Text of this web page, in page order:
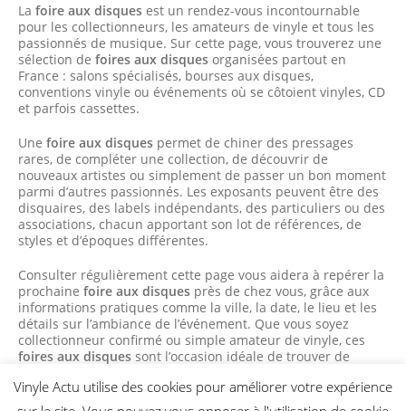
La foire aux disques est un rendez-vous incontournable
pour les collectionneurs, les amateurs de vinyle et tous les
passionnés de musique. Sur cette page, vous trouverez une
sélection de foires aux disques organisées partout en
France : salons spécialisés, bourses aux disques,
conventions vinyle ou événements où se côtoient vinyles, CD
et parfois cassettes.
Une foire aux disques permet de chiner des pressages
rares, de compléter une collection, de découvrir de
nouveaux artistes ou simplement de passer un bon moment
parmi d’autres passionnés. Les exposants peuvent être des
disquaires, des labels indépendants, des particuliers ou des
associations, chacun apportant son lot de références, de
styles et d’époques différentes.
Consulter régulièrement cette page vous aidera à repérer la
prochaine foire aux disques près de chez vous, grâce aux
informations pratiques comme la ville, la date, le lieu et les
détails sur l’ambiance de l’événement. Que vous soyez
collectionneur confirmé ou simple amateur de vinyle, ces
foires aux disques sont l’occasion idéale de trouver de
Vinyle Actu utilise des cookies pour améliorer votre expérience